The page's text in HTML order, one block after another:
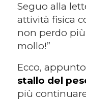
Seguo alla
attività fisica
non perdo
mollo!”
Ecco,
stallo del
più